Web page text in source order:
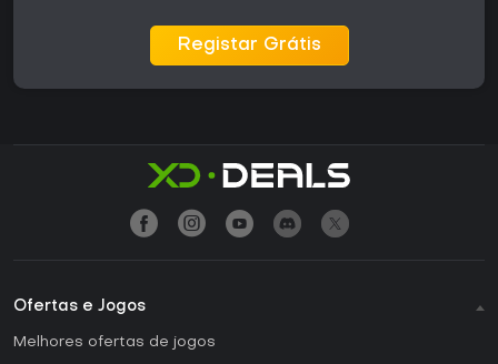
Registar Grátis
Ofertas e Jogos
Melhores ofertas de jogos